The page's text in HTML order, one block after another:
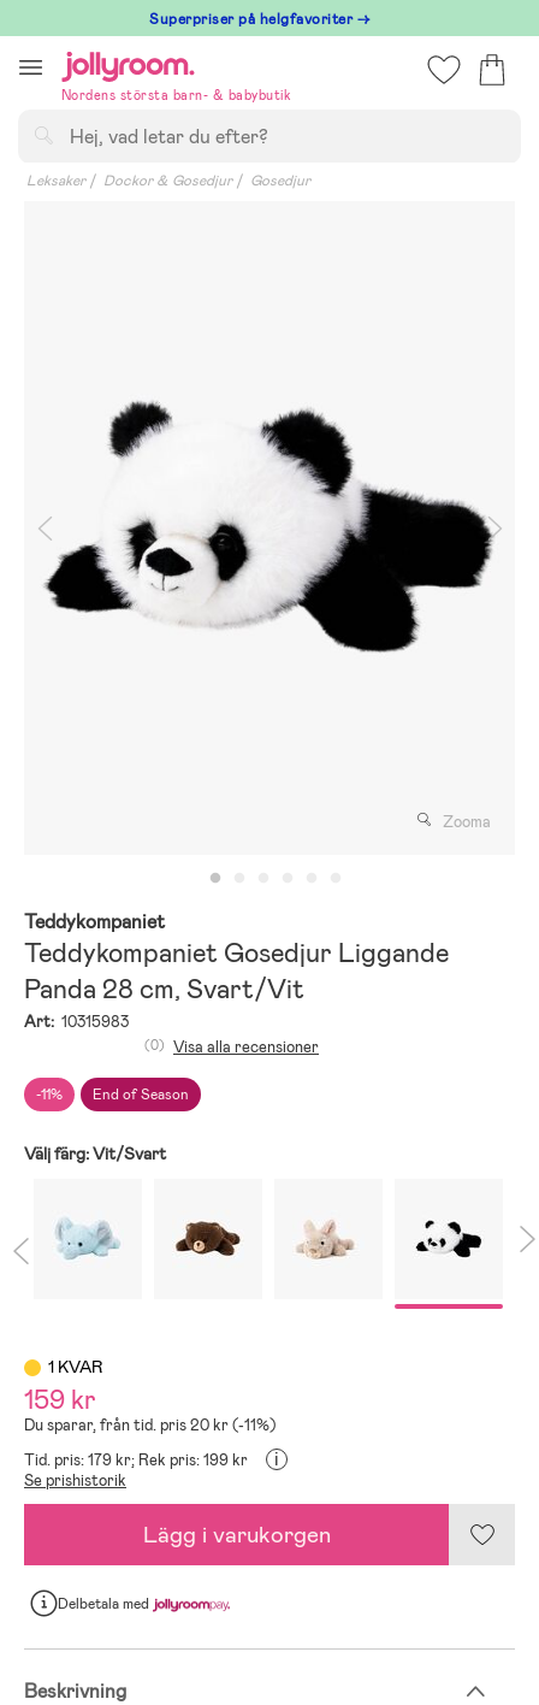
till
innehållet
Superpriser på helgfavoriter →
Nordens största barn- & babybutik
Leksaker Dockor & Gosedjur Gosedjur
Zooma
Teddykompaniet
Teddykompaniet Gosedjur Liggande
Panda 28 cm, Svart/Vit
Art: 10315983
-11% End of Season
(0) Visa alla recensioner
Välj färg:Vit/Svart
1 KVAR
159 kr
Du sparar, från tid. pris 20 kr (-11%)
Tid. pris: 179 kr; Rek pris: 199 kr i
Se prishistorik
Lägg i varukorgen
Delbetalamed
Beskrivning